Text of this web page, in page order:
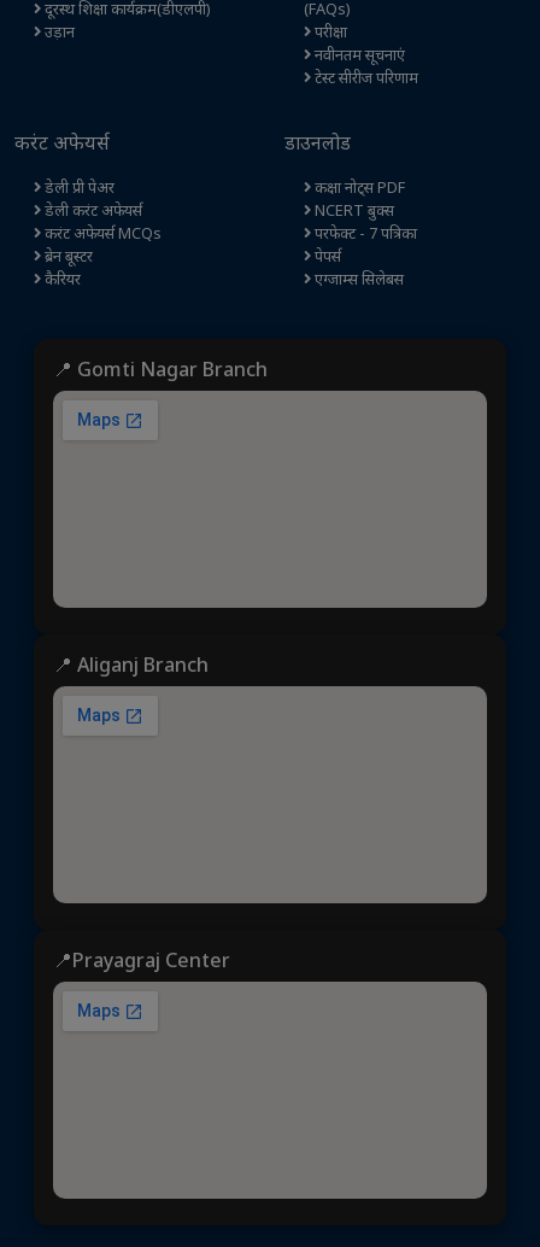
दूरस्थ शिक्षा कार्यक्रम(डीएलपी)
उड़ान
(FAQs)
परीक्षा
नवीनतम सूचनाएं
टेस्ट सीरीज परिणाम
करंट अफेयर्स
डेली प्री पेअर
डेली करंट अफेयर्स
करंट अफेयर्स MCQs
ब्रेन बूस्टर
कैरियर
डाउनलोड
कक्षा नोट्स PDF
NCERT बुक्स
परफेक्ट - 7 पत्रिका
पेपर्स
एग्जाम्स सिलेबस
📍 Gomti Nagar Branch
📍 Aliganj Branch
📍Prayagraj Center